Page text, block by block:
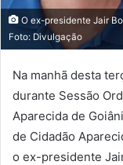
O ex-presidente Jair
Foto: Divulgação
Na manhã desta
durante Sessão
Aparecida de
de Cidadão
o ex-presidente